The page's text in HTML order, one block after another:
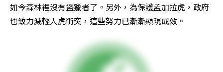
如今森林裡沒有盜獵者了。另外，為保護孟加拉虎，政府
也致力減輕人虎衝突，這些努力已漸漸顯現成效。